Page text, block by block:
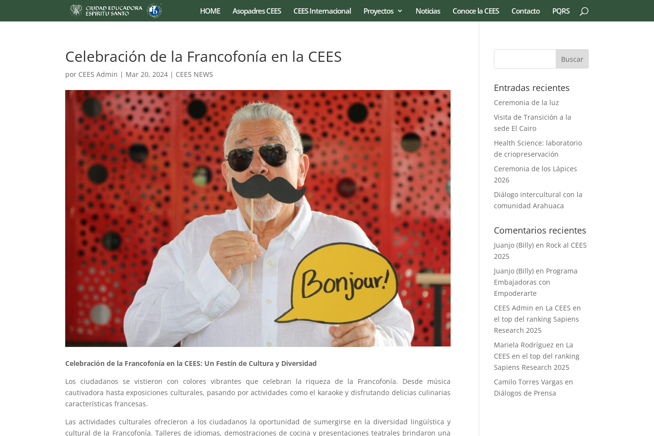
HOME Asopadres CEES CEES Internacional Proyectos Noticias Conoce la CEES Contacto PQRS
Celebración de la Francofonía en la CEES
por CEES Admin | Mar 20, 2024 | CEES NEWS
Celebración de la Francofonía en la CEES: Un Festín de Cultura y Diversidad
Los ciudadanos se vistieron con colores vibrantes que celebran la riqueza de la Francofonía. Desde música
cautivadora hasta exposiciones culturales, pasando por actividades como el karaoke y disfrutando delicias culinarias
características francesas.
Las actividades culturales ofrecieron a los ciudadanos la oportunidad de sumergirse en la diversidad lingüística y
cultural de la Francofonía. Talleres de idiomas, demostraciones de cocina y presentaciones teatrales brindaron una
Entradas recientes
Ceremonia de la luz
Visita de Transición a la
sede El Cairo
Health Science: laboratorio
de criopreservación
Ceremonia de los Lápices
2026
Diálogo intercultural con la
comunidad Arahuaca
Comentarios recientes
Juanjo (Billy) en Rock al CEES
2025
Juanjo (Billy) en Programa
Embajadoras con
Empoderarte
CEES Admin en La CEES en
el top del ranking Sapiens
Research 2025
Mariela Rodríguez en La
CEES en el top del ranking
Sapiens Research 2025
Camilo Torres Vargas en
Diálogos de Prensa